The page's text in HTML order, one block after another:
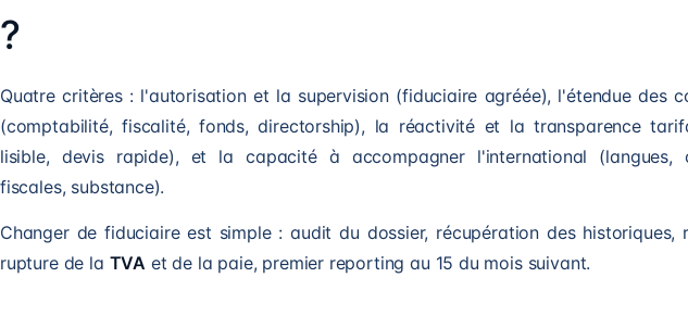
?
Quatre critères : l'autorisation et la supervision (fiduciaire agréée), l'étendue des
(comptabilité, fiscalité, fonds, directorship), la réactivité et la transparence
lisible, devis rapide), et la capacité à accompagner l'international (langues,
fiscales, substance).
Changer de fiduciaire est simple : audit du dossier, récupération des historiques,
rupture de la TVA et de la paie, premier reporting au 15 du mois suivant.